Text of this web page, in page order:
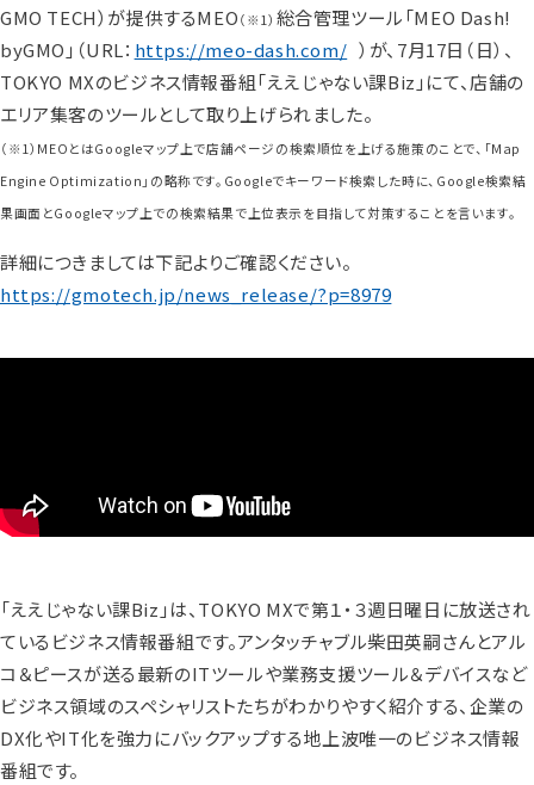
GMO TECH）が提供するMEO （※1） 総合管理ツール「MEO Dash!
byGMO」（URL： https://meo-dash.com/ ）が、7月17日（日）、
TOKYO MXのビジネス情報番組「ええじゃない課Biz」にて、店舗の
エリア集客のツールとして取り上げられました。
（※1）MEOとはGoogleマップ上で店舗ページの検索順位を上げる施策のことで、「Map
Engine Optimization」の略称です。Googleでキーワード検索した時に、Google検索結
果画面とGoogleマップ上での検索結果で上位表示を目指して対策することを言います。
詳細につきましては下記よりご確認ください。
https://gmotech.jp/news_release/?p=8979
「ええじゃない課Biz」は、TOKYO MXで第１・３週日曜日に放送され
ているビジネス情報番組です。アンタッチャブル柴田英嗣さんとアル
コ＆ピースが送る最新のITツールや業務支援ツール＆デバイスなど
ビジネス領域のスペシャリストたちがわかりやすく紹介する、企業の
DX化やIT化を強力にバックアップする地上波唯一のビジネス情報
番組です。